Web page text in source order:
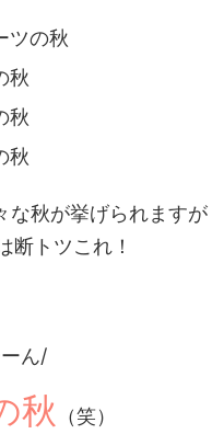
ツの秋
秋
秋
秋
な秋が挙げられますが
断トツこれ！
ん/
秋 （笑）